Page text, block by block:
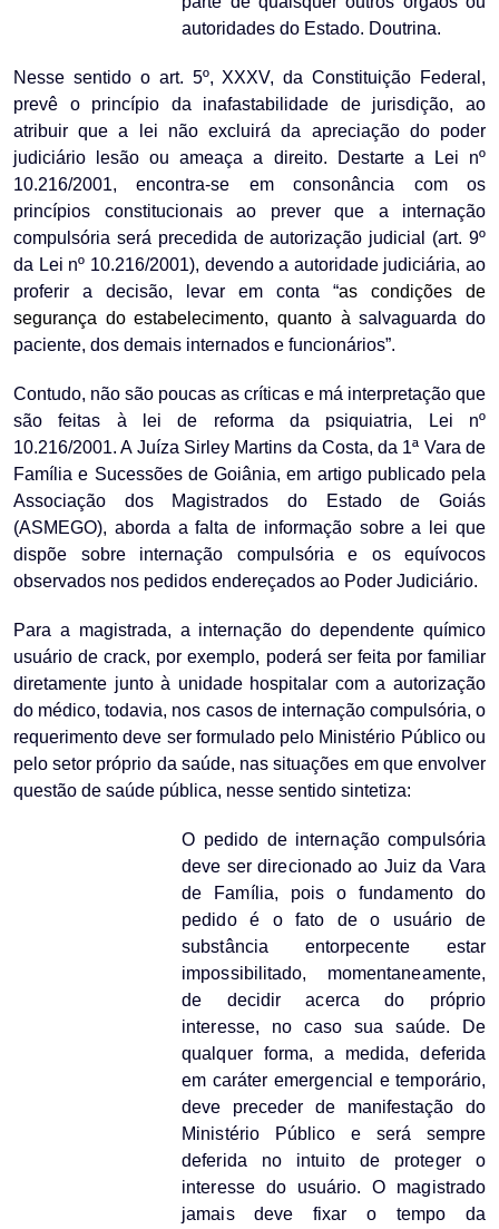
autoridades do Estado. Doutrina.
Nesse sentido o art. 5º, XXXV, da Constituição Federal,
prevê o princípio da inafastabilidade de jurisdição, ao
atribuir que a lei não excluirá da apreciação do poder
judiciário lesão ou ameaça a direito. Destarte a Lei nº
10.216/2001, encontra-se em consonância com os
princípios constitucionais ao prever que a internação
compulsória será precedida de autorização judicial (art. 9º
da Lei nº 10.216/2001), devendo a autoridade judiciária, ao
proferir a decisão, levar em conta “as condições de
segurança do estabelecimento, quanto àsalvaguarda do
paciente, dos demais internados e funcionários”.
Contudo, não são poucas as críticas e má interpretação que
são feitas à lei de reforma da psiquiatria, Lei nº
10.216/2001. A Juíza Sirley Martins da Costa, da 1ª Vara de
Família e Sucessões de Goiânia, em artigo publicado pela
Associação dos Magistrados do Estado de Goiás
(ASMEGO), aborda a falta de informação sobre a lei que
dispõe sobre internação compulsória e os equívocos
observados nos pedidos endereçados ao Poder Judiciário.
Para a magistrada, a internação do dependente químico
usuário de crack, por exemplo, poderá ser feita por familiar
diretamente junto à unidade hospitalar com a autorização
do médico, todavia, nos casos de internação compulsória, o
requerimento deve ser formulado pelo Ministério Público ou
pelo setor próprio da saúde, nas situações em que envolver
questão de saúde pública, nesse sentido sintetiza:
O pedido de internação compulsória
deve ser direcionado ao Juiz da Vara
de Família, pois o fundamento do
pedido é o fato de o usuário de
substância entorpecente estar
impossibilitado, momentaneamente,
de decidir acerca do próprio
interesse, no caso sua saúde. De
qualquer forma, a medida, deferida
em caráter emergencial e temporário,
deve preceder de manifestação do
Ministério Público e será sempre
deferida no intuito de proteger o
interesse do usuário. O magistrado
jamais deve fixar o tempo da